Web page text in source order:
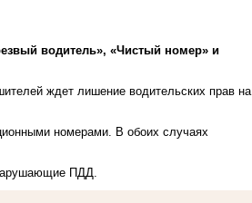
водитель», «Чистый номер» и
ждет лишение водительских прав на
номерами. В обоих случаях
ПДД.